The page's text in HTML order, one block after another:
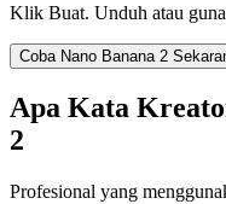
Klik Buat. Unduh atau
Coba Nano Banana 2
Apa Kata
2
Profesional yang